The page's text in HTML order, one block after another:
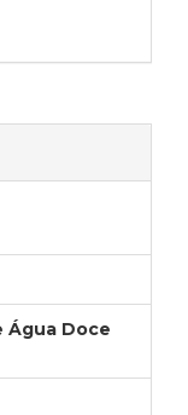
Água Doce